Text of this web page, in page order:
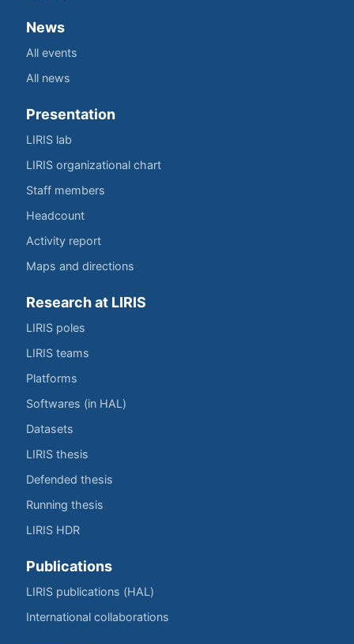
News
All events
All news
Presentation
LIRIS lab
LIRIS organizational chart
Staff members
Headcount
Activity report
Maps and directions
Research at LIRIS
LIRIS poles
LIRIS teams
Platforms
Softwares (in HAL)
Datasets
LIRIS thesis
Defended thesis
Running thesis
LIRIS HDR
Publications
LIRIS publications (HAL)
International collaborations